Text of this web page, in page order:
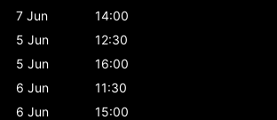
7 Jun
14:00
5 Jun
12:30
5 Jun
16:00
6 Jun
11:30
6 Jun
15:00